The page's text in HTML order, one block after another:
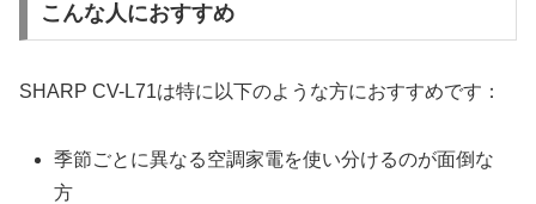
こんな人におすすめ
SHARP CV-L71は特に以下のような方におすすめです：
季節ごとに異なる空調家電を使い分けるのが面倒な
方